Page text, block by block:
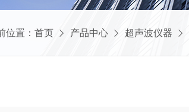
位置： 首页 产品中心 超声波仪器